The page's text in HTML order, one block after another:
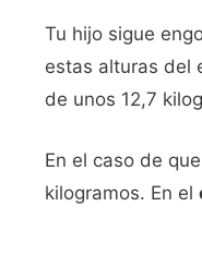
Tu hijo sigue
estas alturas del
de unos 12,7
En el caso de
kilogramos. En el